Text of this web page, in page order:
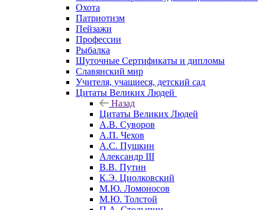
Охота
Патриотизм
Пейзажи
Профессии
Рыбалка
Шуточные Сертификаты и дипломы
Славянский мир
Учителя, учащиеся, детский сад
Цитаты Великих Людей
Назад
Цитаты Великих Людей
А.В. Суворов
А.П. Чехов
А.С. Пушкин
Александр III
В.В. Путин
К.Э. Циолковский
М.Ю. Ломоносов
М.Ю. Толстой